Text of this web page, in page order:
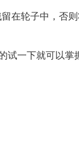
在轮子中，否则
试一下就可以掌